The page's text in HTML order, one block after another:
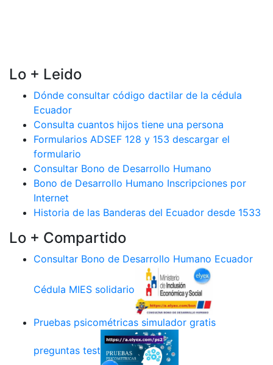
Lo + Leido
Dónde consultar código dactilar de la cédula
Ecuador
Consulta cuantos hijos tiene una persona
Formularios ADSEF 128 y 153 descargar el
formulario
Consultar Bono de Desarrollo Humano
Bono de Desarrollo Humano Inscripciones por
Internet
Historia de las Banderas del Ecuador desde 1533
Lo + Compartido
Consultar Bono de Desarrollo Humano Ecuador
Cédula MIES solidario
Pruebas psicométricas simulador gratis
preguntas test